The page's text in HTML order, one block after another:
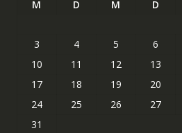
M D M D
3
4 5 6
10
11 12 13
17
18 19 20
24
25 26 27
31